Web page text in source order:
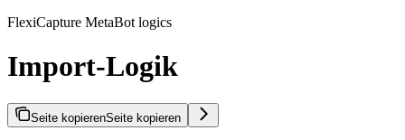
FlexiCapture MetaBot logics
Import-Logik
Seite kopierenSeite kopieren